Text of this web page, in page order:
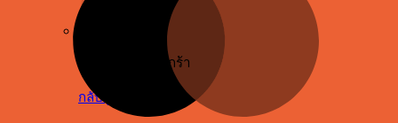
ไม่มีสินค้าในตะกร้า
กลับสู่หน้าร้านค้า